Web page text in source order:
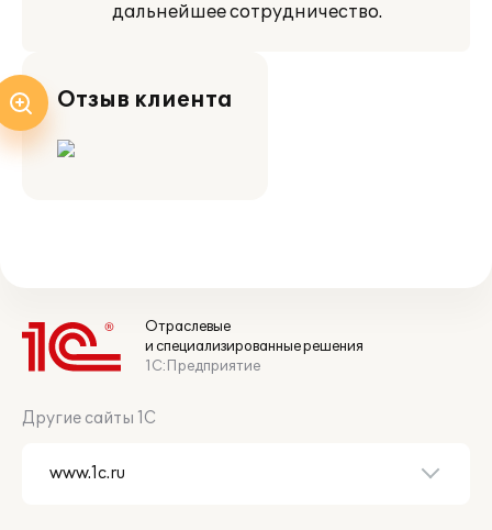
дальнейшее сотрудничество.
Отзыв клиента
Отраслевые
и специализированные решения
1С:Предприятие
Другие сайты 1С